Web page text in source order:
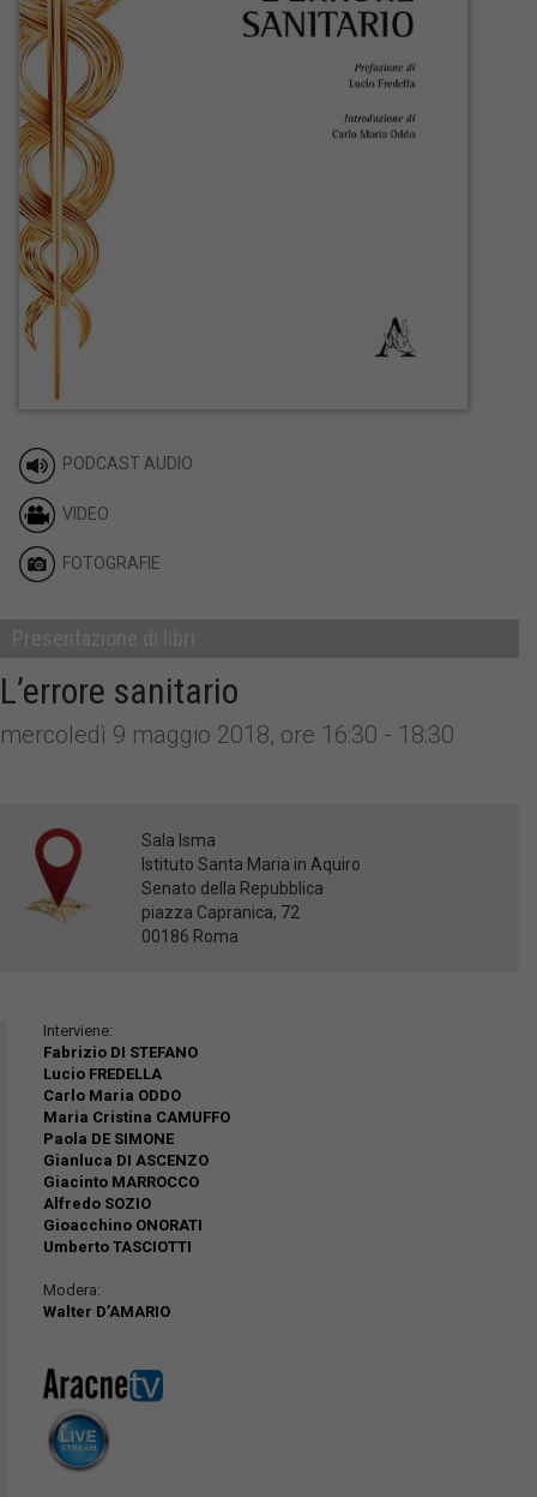
PODCAST AUDIO
VIDEO
FOTOGRAFIE
L’errore sanitario
mercoledì 9 maggio 2018, ore 16:30 - 18:30
Sala Isma
Istituto Santa Maria in Aquiro
Senato della Repubblica
piazza Capranica, 72
00186 Roma
Interviene:
Fabrizio DI STEFANO
Lucio FREDELLA
Carlo Maria ODDO
Maria Cristina CAMUFFO
Paola DE SIMONE
Gianluca DI ASCENZO
Giacinto MARROCCO
Alfredo SOZIO
Gioacchino ONORATI
Umberto TASCIOTTI
Modera:
Walter D’AMARIO